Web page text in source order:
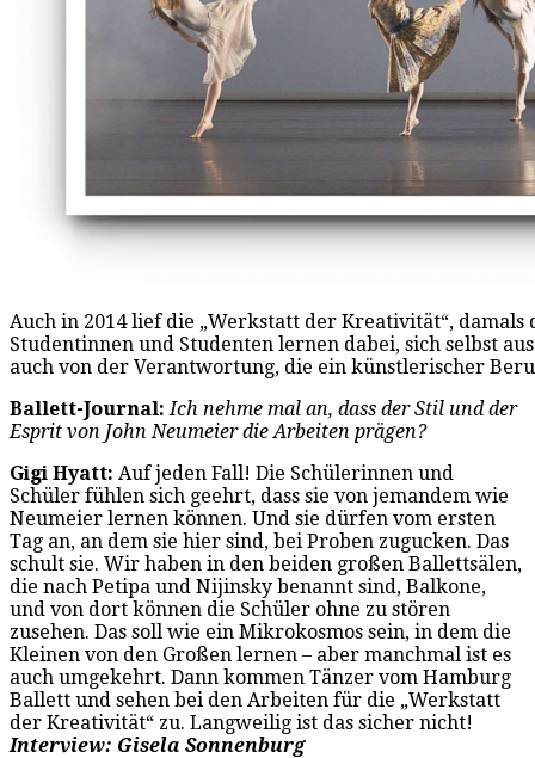
Auch in 2014 lief die „Werkstatt der Kreativität“, damals
Studentinnen und Studenten lernen dabei, sich selbst
auch von der Verantwortung, die ein künstlerischer
Ballett-Journal: Ich nehme mal an, dass der Stil und der
Esprit von John Neumeier die Arbeiten prägen?
Gigi Hyatt: Auf jeden Fall! Die Schülerinnen und
Schüler fühlen sich geehrt, dass sie von jemandem wie
Neumeier lernen können. Und sie dürfen vom ersten
Tag an, an dem sie hier sind, bei Proben zugucken. Das
schult sie. Wir haben in den beiden großen Ballettsälen,
die nach Petipa und Nijinsky benannt sind, Balkone,
und von dort können die Schüler ohne zu stören
zusehen. Das soll wie ein Mikrokosmos sein, in dem die
Kleinen von den Großen lernen – aber manchmal ist es
auch umgekehrt. Dann kommen Tänzer vom Hamburg
Ballett und sehen bei den Arbeiten für die „Werkstatt
der Kreativität“ zu. Langweilig ist das sicher nicht!
Interview: Gisela Sonnenburg